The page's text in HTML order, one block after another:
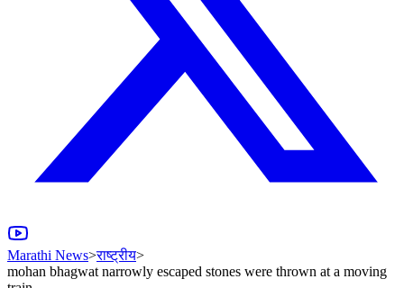
Marathi News>राष्ट्रीय>
mohan bhagwat narrowly escaped stones were thrown at a moving